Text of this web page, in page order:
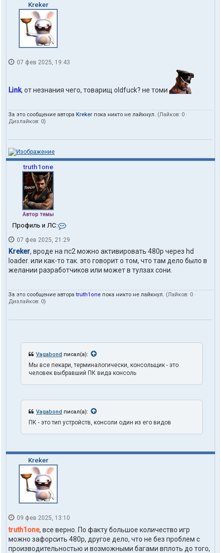
Kreker
07 фев 2025, 19:43
Link, от незнания чего, товарищ oldfuck? не томи
За это сообщение автора Kreker пока никто не лайкнул. (Лайков: 0 ·
Дизлайков: 0)
truth1one
Автор темы
Профиль и ЛС:
н
т
к
т
о
з
а
л
я
t
u
h
1
07 фев 2025, 21:29
Kreker, вроде на пс2 можно активировать 480p через hd
loader. или как-то так. это говорит о том, что там дело было в
желании разработчиков или может в тулзах сони.
За это сообщение автораtruth1one пока никто не лайкнул. (Лайков: 0 ·
Дизлайков: 0)
Vagabond писал(а):
Мы все пекари, терминалогически, консольщик - это
человек выбравший ПК вида консоль
Vagabond писал(а):
ПК - это тип устройств, консоли один из его видов
Kreker
09 фев 2025, 13:10
truth1one, все верно. По факту большое количество игр
можно зафорсить 480p, другое дело, что не без проблем с
производительностью и возможными багами вплоть до того,